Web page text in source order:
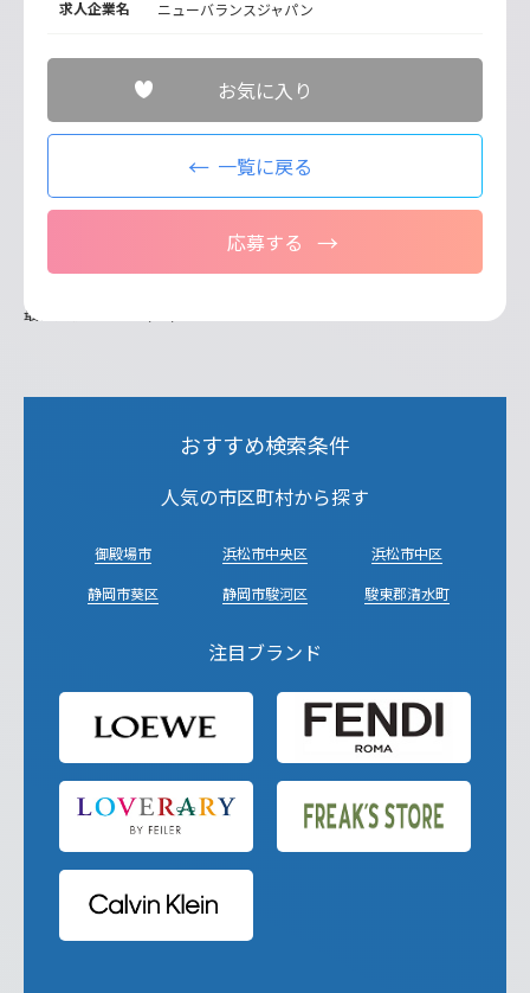
求人企業名 ニューバランスジャパン
お気に入り
一覧に戻る
応募する
最終更新日：2026/07/09
おすすめ検索条件
人気の市区町村から探す
御殿場市 浜松市中央区
浜松市中区
静岡市葵区
静岡市駿河区 駿東郡清水町
注目ブランド